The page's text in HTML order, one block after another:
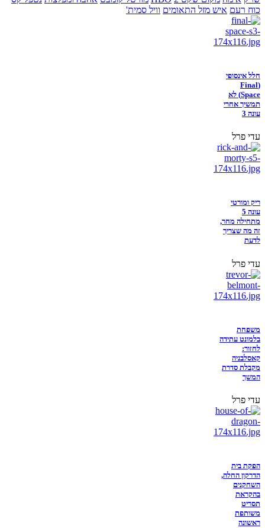
כוח רעם איש מזל התאומים וויל סמית'
חלל אינסופי
(Final
Space) לא
תמשיך אחרי
עונה 3
עדי פרל
ריק ומורטי
עונה 5
מתחילה מחר,
זה מה שצריך
לדעת
עדי פרל
משפחת
בלמונט עתידה
לחזור:
קאסלבניה
מקבלת סדרת
המשך
עדי פרל
הפקת בית
הדרקון החלה,
השחקנים
בהקראת
תסריט
משותפת
ראשונה